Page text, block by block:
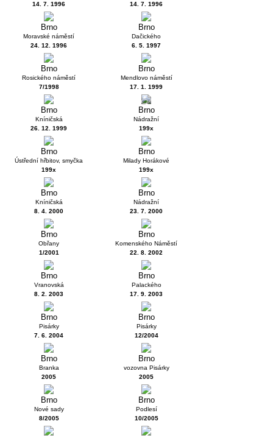
14. 7. 1996
14. 7. 1996
Brno
Moravské náměstí
24. 12. 1996
Brno
Dačického
6. 5. 1997
Brno
Rosického náměstí
7/1998
Brno
Mendlovo náměstí
17. 1. 1999
Brno
Kníničská
26. 12. 1999
1
Brno
Nádražní
199x
Brno
Ústřední hřbitov, smyčka
199x
Brno
Milady Horákové
199x
Brno
Kníničská
8. 4. 2000
Brno
Nádražní
23. 7. 2000
Brno
Obřany
1/2001
Brno
Komenského Náměstí
22. 8. 2002
Brno
Vranovská
8. 2. 2003
Brno
Palackého
17. 9. 2003
Brno
Pisárky
7. 6. 2004
Brno
Pisárky
12/2004
Brno
Branka
2005
Brno
vozovna Pisárky
2005
Brno
Nové sady
8/2005
Brno
Podlesí
10/2005